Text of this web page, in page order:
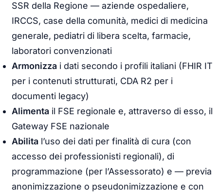
SSR della Regione — aziende ospedaliere,
IRCCS, case della comunità, medici di medicina
generale, pediatri di libera scelta, farmacie,
laboratori convenzionati
Armonizza i dati secondo i profili italiani (FHIR IT
per i contenuti strutturati, CDA R2 per i
documenti legacy)
Alimenta il FSE regionale e, attraverso di esso, il
Gateway FSE nazionale
Abilita l’uso dei dati per finalità di cura (con
accesso dei professionisti regionali), di
programmazione (per l’Assessorato) e — previa
anonimizzazione o pseudonimizzazione e con